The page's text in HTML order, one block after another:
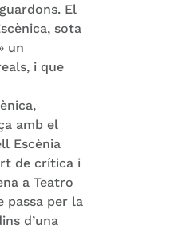
El
sota
un
i que
amb el
Escènia
de crítica i
a Teatro
passa per la
d’una